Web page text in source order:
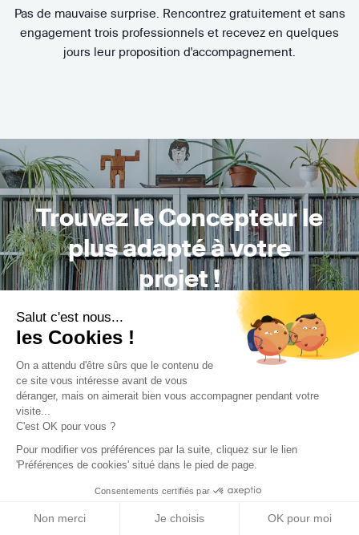
Salut c'est nous...
les Cookies !
On a attendu d'être sûrs que le contenu de
ce site vous intéresse avant de vous
déranger, mais on aimerait bien vous accompagner pendant votre
visite...
C'est OK pour vous ?
Pour modifier vos préférences par la suite, cliquez sur le lien
'Préférences de cookies' situé dans le pied de page.
Consentements certifiés par
Non merci Je choisis OK pour moi
Pas de mauvaise surprise. Rencontrez gratuitement et sans
engagement trois professionnels et recevez en quelques
jours leur proposition d'accompagnement.
Trouvez le Concepteur le
plus adapté à votre
projet !
Trouver mon professionnel
Aménagement extérieur